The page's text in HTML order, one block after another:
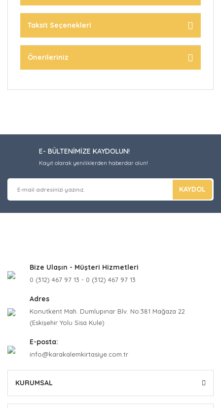
Taksit Seçenekleri
Önerileriniz
E- BÜLTENİMİZE KAYDOLUN!
Kayıt olarak yeniliklerden haberdar olun!
KAYDOL
Bize Ulaşın - Müşteri Hizmetleri
0 (312) 467 97 13 - 0 (312) 467 97 13
Adres
Konutkent Mah. Dumlupınar Blv. No:381 Mağaza 22
(Eskişehir Yolu Sisa Kule)
E-posta:
info@karakalemkirtasiye.com.tr
KURUMSAL